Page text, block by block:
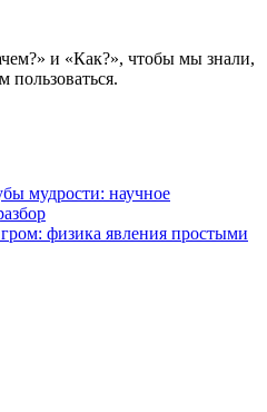
и «Как?», чтобы мы знали,
пользоваться.
мудрости: научное
гром: физика явления простыми